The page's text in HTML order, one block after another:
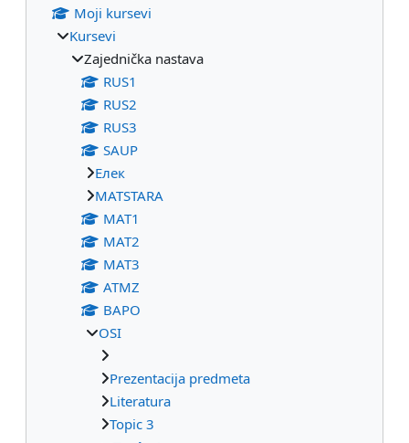
Moji kursevi
Kursevi
Zajednička nastava
RUS1
RUS2
RUS3
SAUP
Eлек
МАТSTARA
МАТ1
МАТ2
МАТ3
ATMZ
BAPO
OSI
Prezentacija predmeta
Literatura
Topic 3